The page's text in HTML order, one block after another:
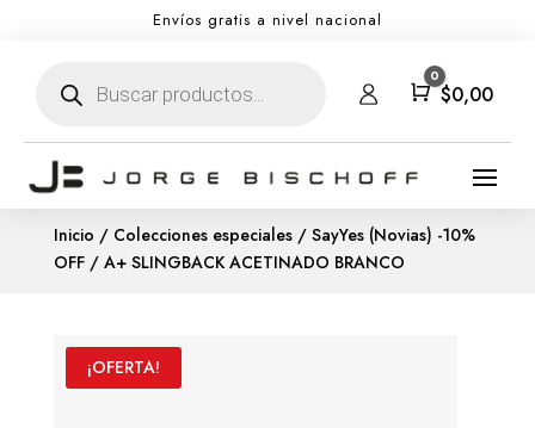
Envíos gratis a nivel nacional
productos Carro
0
$0,00
Inicio / Colecciones especiales/ SayYes (Novias) -10%
OFF/ A+ SLINGBACK ACETINADO BRANCO
¡OFERTA!